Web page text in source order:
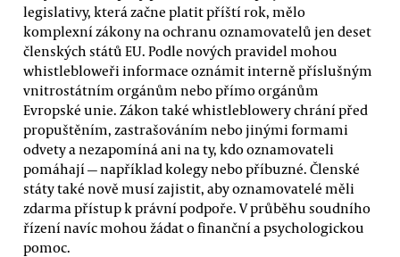
legislativy, která začne platit příští rok, mělo
komplexní zákony na ochranu oznamovatelů jen deset
členských států EU. Podle nových pravidel mohou
whistlebloweři informace oznámit interně příslušným
vnitrostátním orgánům nebo přímo orgánům
Evropské unie. Zákon také whistleblowery chrání před
propuštěním, zastrašováním nebo jinými formami
odvety a nezapomíná ani na ty, kdo oznamovateli
pomáhají — například kolegy nebo příbuzné. Členské
státy také nově musí zajistit, aby oznamovatelé měli
zdarma přístup k právní podpoře. V průběhu soudního
řízení navíc mohou žádat o finanční a psychologickou
pomoc.